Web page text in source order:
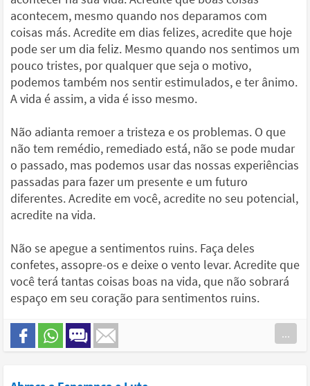
acontecem, mesmo quando nos deparamos com
coisas más. Acredite em dias felizes, acredite que hoje
pode ser um dia feliz. Mesmo quando nos sentimos um
pouco tristes, por qualquer que seja o motivo,
podemos também nos sentir estimulados, e ter ânimo.
A vida é assim, a vida é isso mesmo.
Não adianta remoer a tristeza e os problemas. O que
não tem remédio, remediado está, não se pode mudar
o passado, mas podemos usar das nossas experiências
passadas para fazer um presente e um futuro
diferentes. Acredite em você, acredite no seu potencial,
acredite na vida.
Não se apegue a sentimentos ruins. Faça deles
confetes, assopre-os e deixe o vento levar. Acredite que
você terá tantas coisas boas na vida, que não sobrará
espaço em seu coração para sentimentos ruins.
...